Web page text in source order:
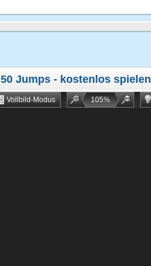
50 Jumps - kostenlos spielen
Vollbild-Modus 105%